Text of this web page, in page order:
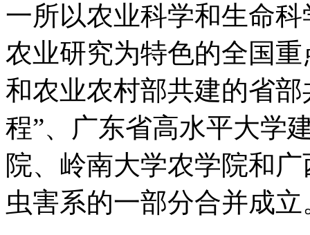
一所以农业科学和生命
农业研究为特色的全国
和农业农村部共建的省
程”、广东省高水平大学
院、岭南大学农学院和
虫害系的一部分合并成立